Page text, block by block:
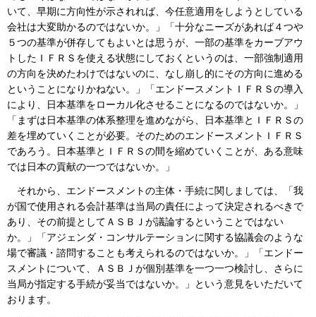
いて、早期に方向性が示されれば、今任意適用をしようとしている
会社は大変助かるのではないか。」「十分なニーズがあれば４つや
５つの基準が併存してもよいとは思うが、一部の基準をカーブアウ
トしたＩＦＲＳを使える状態にしておくというのは、一部強制適用
の方向を決めたわけではないのに、なし崩し的にその方向に進める
ということになりかねない。」「エンドースメントＩＦＲＳの導入
により、日本基準をローカル化させることになるのではないか。」
「まずは日本基準の体系整理を進めながら、日本基準とＩＦＲＳの
差を埋めていくことが必要。そのためのエンドースメントＩＦＲＳ
であろう。日本基準とＩＦＲＳの間を縮めていくことが、ある意味
では日本の貢献の一つではないか。」
それから、エンドースメントの主体・手続に関しましては、「我
が国で使用される会計基準は当局の責任によって決定されるべきで
あり、その前提としてＡＳＢＪが議論するということではない
か。」「アジェンダ・コンサルテーションに関する協議会のような
場で審議・諮問することも考えられるのではないか。」「エンドー
スメントについて、ＡＳＢＪが個別基準を一つ一つ検討し、さらに
当局が指定する手続が妥当ではないか。」という意見をいただいて
おります。